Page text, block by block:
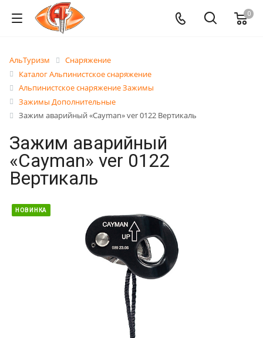
0
АльТуризм
Снаряжение
Каталог Альпинистское снаряжение
Альпинистское снаряжение Зажимы
Зажимы Дополнительные
Зажим аварийный «Cayman» ver 0122 Вертикаль
Зажим аварийный
«Cayman» ver 0122
Вертикаль
НОВИНКА